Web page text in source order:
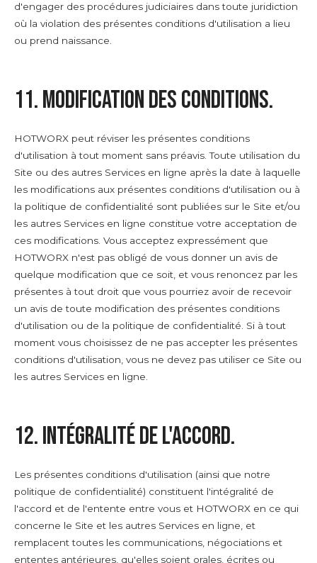
d'engager des procédures judiciaires dans toute juridiction
où la violation des présentes conditions d'utilisation a lieu
ou prend naissance.
11. Modification des conditions.
HOTWORX peut réviser les présentes conditions
d'utilisation à tout moment sans préavis. Toute utilisation du
Site ou des autres Services en ligne après la date à laquelle
les modifications aux présentes conditions d'utilisation ou à
la politique de confidentialité sont publiées sur le Site et/ou
les autres Services en ligne constitue votre acceptation de
ces modifications. Vous acceptez expressément que
HOTWORX n'est pas obligé de vous donner un avis de
quelque modification que ce soit, et vous renoncez par les
présentes à tout droit que vous pourriez avoir de recevoir
un avis de toute modification des présentes conditions
d'utilisation ou de la politique de confidentialité. Si à tout
moment vous choisissez de ne pas accepter les présentes
conditions d'utilisation, vous ne devez pas utiliser ce Site ou
les autres Services en ligne.
12. Intégralité de l'accord.
Les présentes conditions d'utilisation (ainsi que notre
politique de confidentialité) constituent l'intégralité de
l'accord et de l'entente entre vous et HOTWORX en ce qui
concerne le Site et les autres Services en ligne, et
remplacent toutes les communications, négociations et
ententes antérieures, qu'elles soient orales, écrites ou